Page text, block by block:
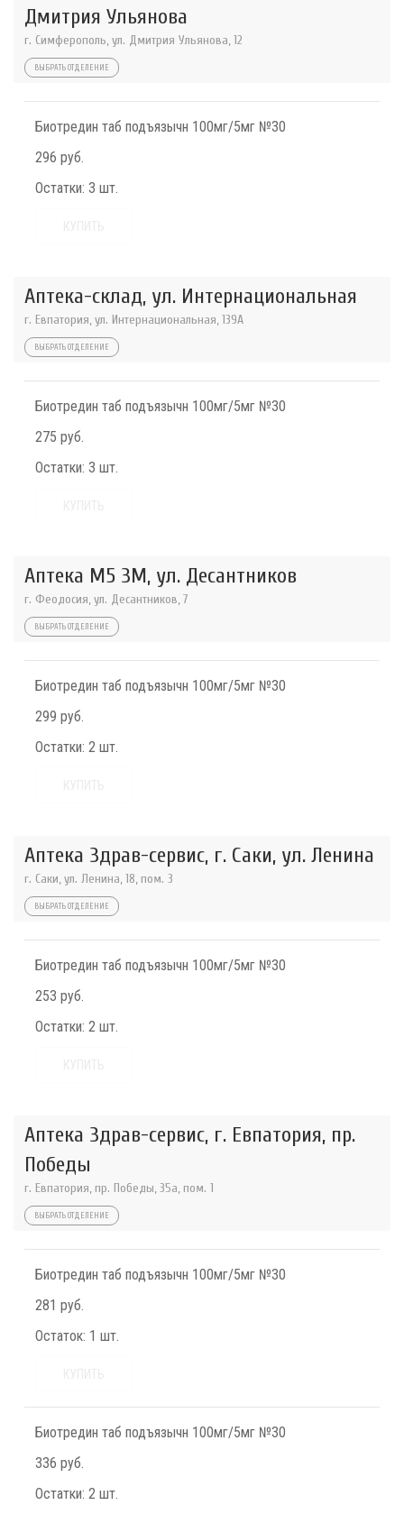
Дмитрия Ульянова
г. Симферополь, ул. Дмитрия Ульянова, 12
ВЫБРАТЬ ОТДЕЛЕНИЕ
Биотредин таб подъязычн 100мг/5мг №30
296 руб.
Остатки: 3 шт.
Аптека-склад, ул. Интернациональная
г. Евпатория, ул. Интернациональная, 139А
ВЫБРАТЬ ОТДЕЛЕНИЕ
Биотредин таб подъязычн 100мг/5мг №30
275 руб.
Остатки: 3 шт.
Аптека М5 3М, ул. Десантников
г. Феодосия, ул. Десантников, 7
ВЫБРАТЬ ОТДЕЛЕНИЕ
Биотредин таб подъязычн 100мг/5мг №30
299 руб.
Остатки: 2 шт.
Аптека Здрав-сервис, г. Саки, ул. Ленина
г. Саки, ул. Ленина, 18, пом. 3
ВЫБРАТЬ ОТДЕЛЕНИЕ
Биотредин таб подъязычн 100мг/5мг №30
253 руб.
Остатки: 2 шт.
Аптека Здрав-сервис, г. Евпатория, пр.
Победы
г. Евпатория, пр. Победы, 35а, пом. 1
ВЫБРАТЬ ОТДЕЛЕНИЕ
Биотредин таб подъязычн 100мг/5мг №30
281 руб.
Остаток: 1 шт.
Биотредин таб подъязычн 100мг/5мг №30
336 руб.
Остатки: 2 шт.